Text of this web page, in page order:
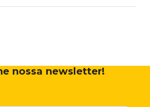
nossa newsletter!